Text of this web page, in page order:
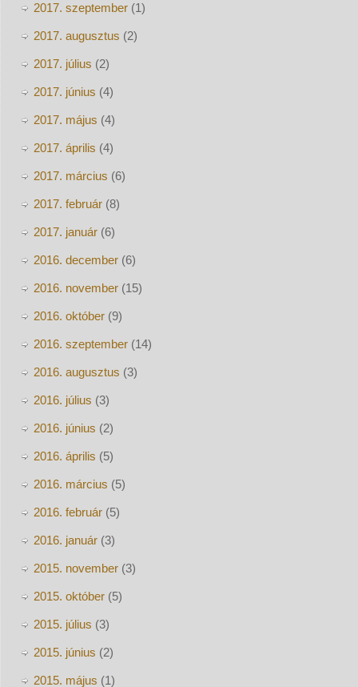
2017. szeptember(1)
2017. augusztus (2)
2017. július (2)
2017. június (4)
2017. május (4)
2017. április (4)
2017. március (6)
2017. február(8)
2017. január(6)
2016. december(6)
2016. november(15)
2016. október(9)
2016. szeptember(14)
2016. augusztus (3)
2016. július (3)
2016. június (2)
2016. április (5)
2016. március (5)
2016. február(5)
2016. január(3)
2015. november(3)
2015. október(5)
2015. július (3)
2015. június (2)
2015. május (1)